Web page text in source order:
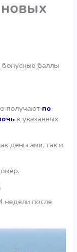
баллы
получают по
в указанных
деньгами, так и
недели после